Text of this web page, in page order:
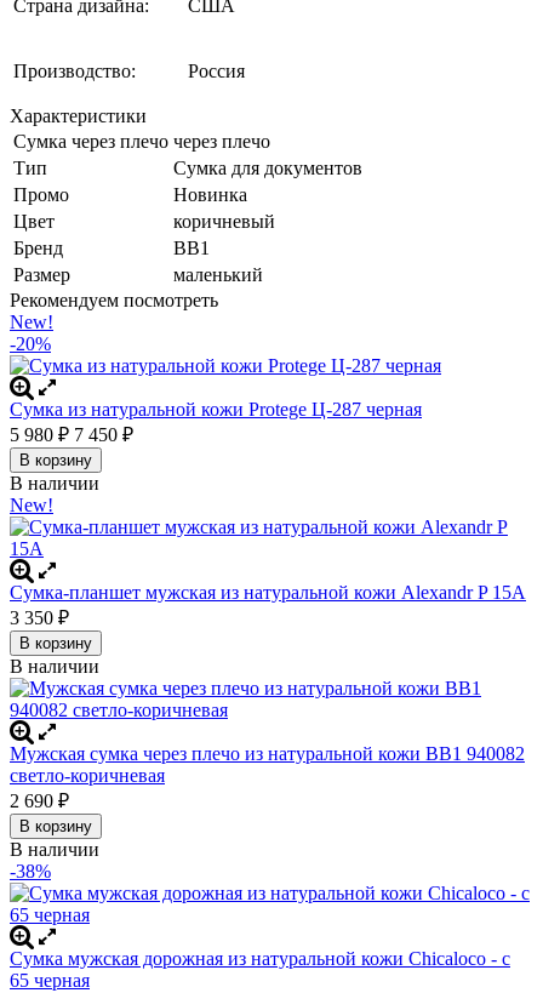
Страна дизайна: США
Производство: Россия
Характеристики
Сумка через плечо через плечо
Тип
Сумка для документов
Промо
Новинка
Цвет
коричневый
Бренд
BB1
Размер
маленький
Рекомендуем посмотреть
New!
-20%
Сумка из натуральной кожи Protege Ц-287 черная
5 980 ₽ 7 450 ₽
В корзину
В наличии
New!
Сумка-планшет мужская из натуральной кожи Alexandr P 15A
3 350 ₽
В корзину
В наличии
Мужская сумка через плечо из натуральной кожи BB1 940082
светло-коричневая
2 690 ₽
В корзину
В наличии
-38%
Сумка мужская дорожная из натуральной кожи Chicaloco - c
65 черная